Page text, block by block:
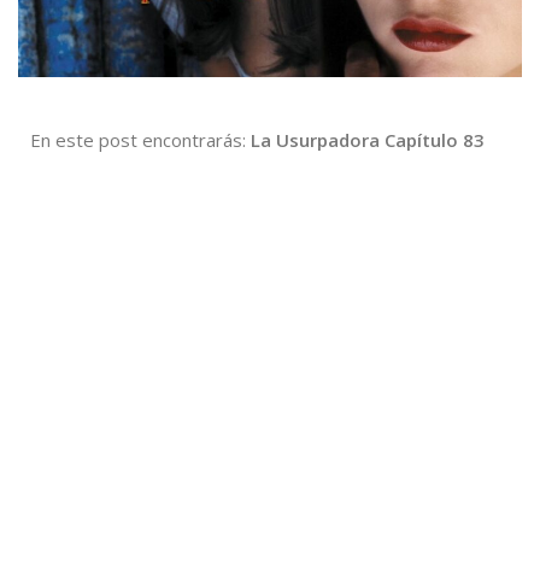
En este post encontrarás: La Usurpadora Capítulo 83